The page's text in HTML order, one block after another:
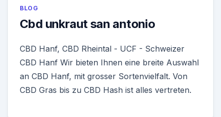
BLOG
Cbd unkraut san antonio
CBD Hanf, CBD Rheintal - UCF - Schweizer
CBD Hanf Wir bieten Ihnen eine breite Auswahl
an CBD Hanf, mit grosser Sortenvielfalt. Von
CBD Gras bis zu CBD Hash ist alles vertreten.